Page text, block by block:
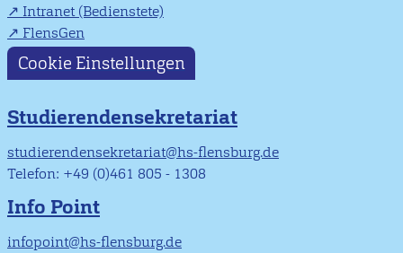
Intranet (Bedienstete)
FlensGen
Cookie Einstellungen
Studierendensekretariat
studierendensekretariat@hs-flensburg.de
Telefon: +49 (0)461 805 - 1308
Info Point
infopoint@hs-flensburg.de